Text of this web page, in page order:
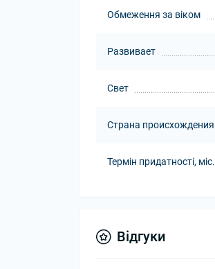
Обмеження за віком
Развивает
Свет
Страна происхождения
Термін придатності, міс.
Відгуки